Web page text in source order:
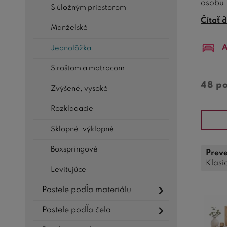
1.
2.
jednu
Čítať
S úložným priestorom
Manželské
Jednolôžka
S roštom a matracom
Zvýšené, vysoké
Rozkladacie
Sklopné, výklopné
Boxspringové
Levitujúce
Postele podľa materiálu
Postele podľa čela
48